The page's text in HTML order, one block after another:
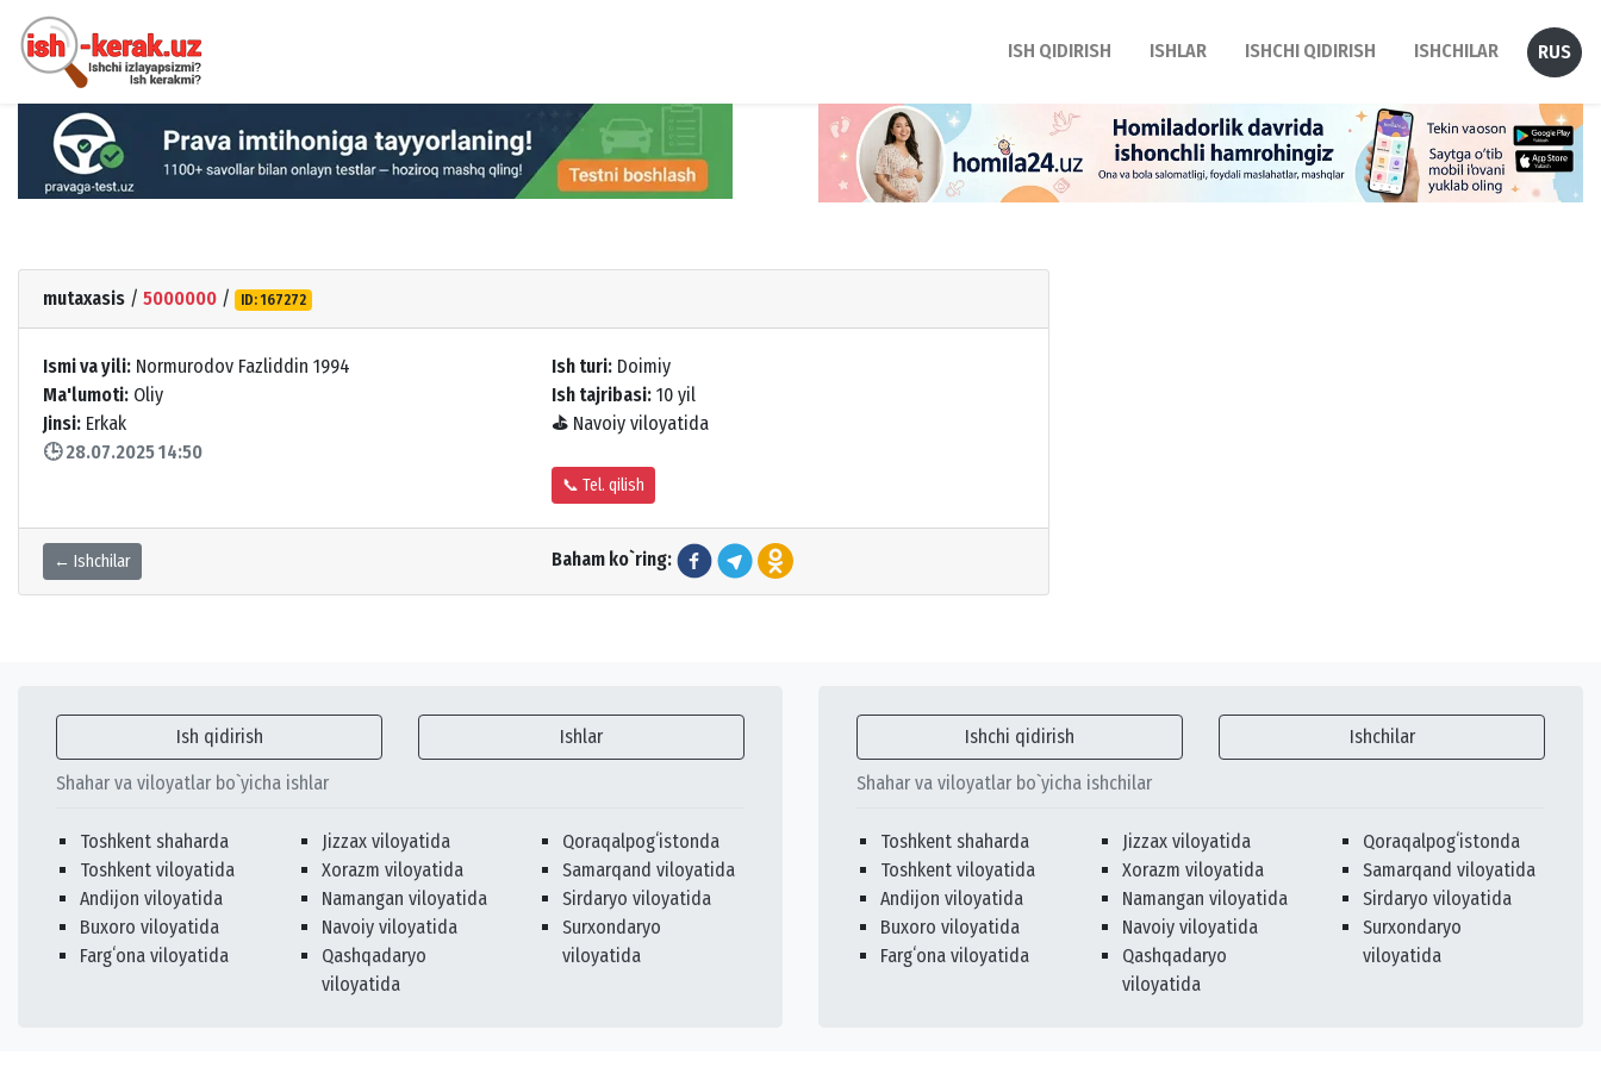
ISH QIDIRISH ISHLAR ISHCHI QIDIRISH ISHCHILAR RUS
mutaxasis / 5000000 / ID: 167272
Ismi va yili: Normurodov Fazliddin 1994
Ma'lumoti: Oliy
Jinsi: Erkak
🕒 28.07.2025 14:50
Ish turi: Doimiy
Ish tajribasi: 10 yil
⛳ Navoiy viloyatida
📞 Tel. qilish
← Ishchilar Baham ko`ring:
Ish qidirish Ishlar
Shahar va viloyatlar bo`yicha ishlar
Toshkent shaharda
Toshkent viloyatida
Andijon viloyatida
Buxoro viloyatida
Fargʻona viloyatida
Jizzax viloyatida
Xorazm viloyatida
Namangan viloyatida
Navoiy viloyatida
Qashqadaryo
viloyatida
Qoraqalpogʻistonda
Samarqand viloyatida
Sirdaryo viloyatida
Surxondaryo
viloyatida
Ishchi qidirish Ishchilar
Shahar va viloyatlar bo`yicha ishchilar
Toshkent shaharda
Toshkent viloyatida
Andijon viloyatida
Buxoro viloyatida
Fargʻona viloyatida
Jizzax viloyatida
Xorazm viloyatida
Namangan viloyatida
Navoiy viloyatida
Qashqadaryo
viloyatida
Qoraqalpogʻistonda
Samarqand viloyatida
Sirdaryo viloyatida
Surxondaryo
viloyatida